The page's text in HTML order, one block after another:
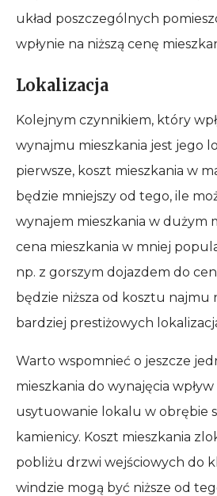
układ poszczególnych
wpłynie na niższą cenę
Lokalizacja
Kolejnym czynnikiem, który
wynajmu mieszkania jest jego
pierwsze, koszt mieszkania w
będzie mniejszy od tego, ile
wynajem mieszkania w dużym
cena mieszkania w mniej
np. z gorszym dojazdem do
będzie niższa od kosztu najmu
bardziej prestiżowych
Warto wspomnieć o jeszcze
mieszkania do wynajęcia
usytuowanie lokalu w obrębie
kamienicy. Koszt mieszkania
pobliżu drzwi wejściowych do
windzie mogą być niższe od